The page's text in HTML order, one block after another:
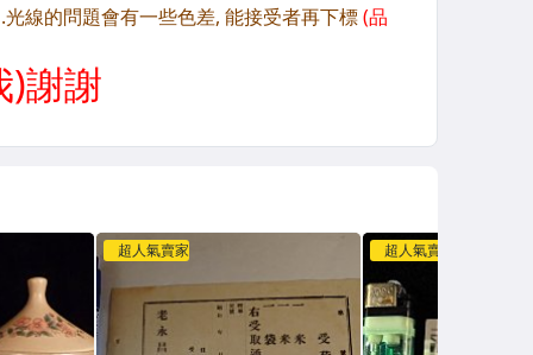
超人氣賣家 超人氣賣家